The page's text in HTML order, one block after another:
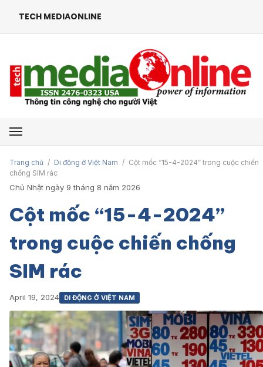
TECH MEDIAONLINE
Mở menu
Trang chủ / Di động ở Việt Nam / Cột mốc “15-4-2024” trong cuộc chiến
chống SIM rác
Chủ Nhật ngày 9 tháng 8 năm 2026
Cột mốc “15-4-2024”
trong cuộc chiến chống
SIM rác
April 19, 2024 DI ĐỘNG Ở VIỆT NAM